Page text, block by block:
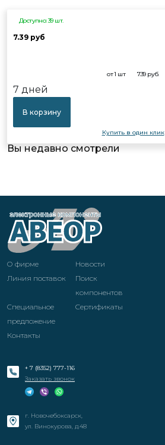
Доступно: 39 шт.
7.39 руб
от 1 шт 7.39руб.
7 дней
В корзину
Купить в один клик
Вы недавно смотрели
О фирме
Новости
Линия поставок
Поиск
компонентов
Специальное
предложение
Cертификаты
Контакты
+ 7 (8352) 777-116
Заказать звонок
г. Новочебоксарск,
ул. Винокурова, д.48